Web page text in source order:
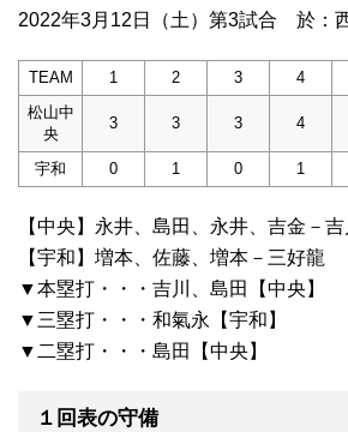
2022年3月12日（土）第3試合 於：
TEAM 1 2 3 4
松山中
央
3 3 3 4
宇和 0 1 0 1
【中央】永井、島田、永井、吉金－吉
【宇和】増本、佐藤、増本－三好龍
▼本塁打・・・吉川、島田【中央】
▼三塁打・・・和氣永【宇和】
▼二塁打・・・島田【中央】
１回表の守備